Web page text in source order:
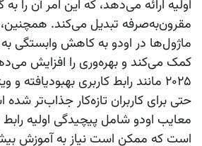
اولیه ارائه می‌دهد، که این امر آن را به
مقرون‌به‌صرفه تبدیل می‌کند.
ماژول‌ها در اودو به کاهش وابستگی به
کمک می‌کند و بهره‌وری را افزایش
حتی برای کاربران تازه‌کار جذاب‌تر
معایب اودو شامل پیچیدگی اولیه رابط
است که ممکن است نیاز به آموزش